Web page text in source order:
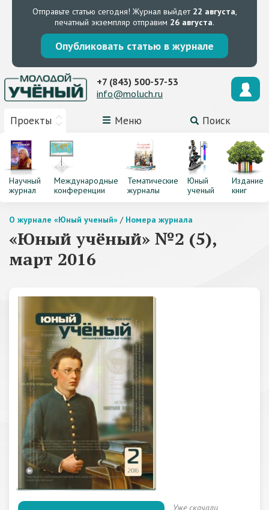
Отправьте статью сегодня! Журнал выйдет 22 августа,
печатный экземпляр отправим 26 августа.
Опубликовать статью в журнале
Проекты Меню Поиск
+7 (843) 500-57-53
info@moluch.ru
Научный
журнал
Международные
конференции
Тематические
журналы
Юный
ученый
Издание
книг
О журнале «Юный ученый» / Номера журнала
«Юный учёный» №2 (5),
март 2016
Уже скачали